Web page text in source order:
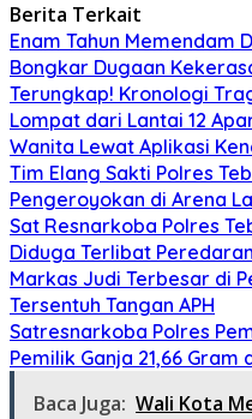
Berita Terkait
Enam Tahun Memendam
Bongkar Dugaan
Terungkap! Kronologi
Lompat dari Lantai 12
Wanita Lewat Aplikasi
Tim Elang Sakti Polres
Pengeroyokan di Arena
Sat Resnarkoba Polres
Diduga Terlibat
Markas Judi Terbesar di
Tersentuh Tangan APH
Satresnarkoba Polres
Pemilik Ganja 21,66 Gram
Baca Juga: Wali Kota